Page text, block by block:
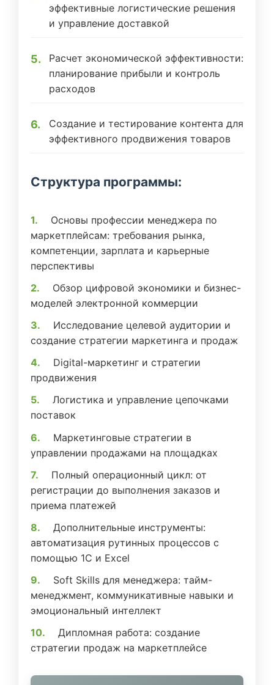
эффективные логистические решения
и управление доставкой
Расчет экономической эффективности:
планирование прибыли и контроль
расходов
Создание и тестирование контента для
эффективного продвижения товаров
Структура программы:
Основы профессии менеджера по
маркетплейсам: требования рынка,
компетенции, зарплата и карьерные
перспективы
Обзор цифровой экономики и бизнес-
моделей электронной коммерции
Исследование целевой аудитории и
создание стратегии маркетинга и продаж
Digital-маркетинг и стратегии
продвижения
Логистика и управление цепочками
поставок
Маркетинговые стратегии в
управлении продажами на площадках
Полный операционный цикл: от
регистрации до выполнения заказов и
приема платежей
Дополнительные инструменты:
автоматизация рутинных процессов с
помощью 1С и Excel
Soft Skills для менеджера: тайм-
менеджмент, коммуникативные навыки и
эмоциональный интеллект
Дипломная работа: создание
стратегии продаж на маркетплейсе